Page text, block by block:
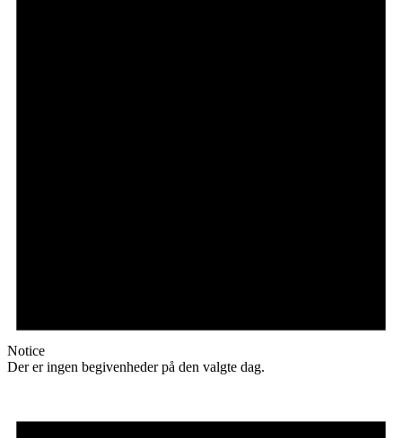
Notice
Der er ingen begivenheder på den valgte dag.